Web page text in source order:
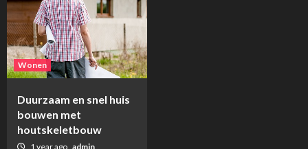
Wonen
Duurzaam en snel huis
bouwen met
houtskeletbouw
1 year ago admin